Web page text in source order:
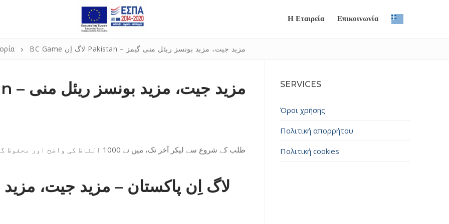
Η Εταιρεία Επικοινωνία
BC Game لاگ اِن Pakistan – مزید جیت، مزید بونسز ریئل منی گیمز
SERVICES
Όροι χρήσης
Πολιτική απορρήτου
Πολιτική cookies